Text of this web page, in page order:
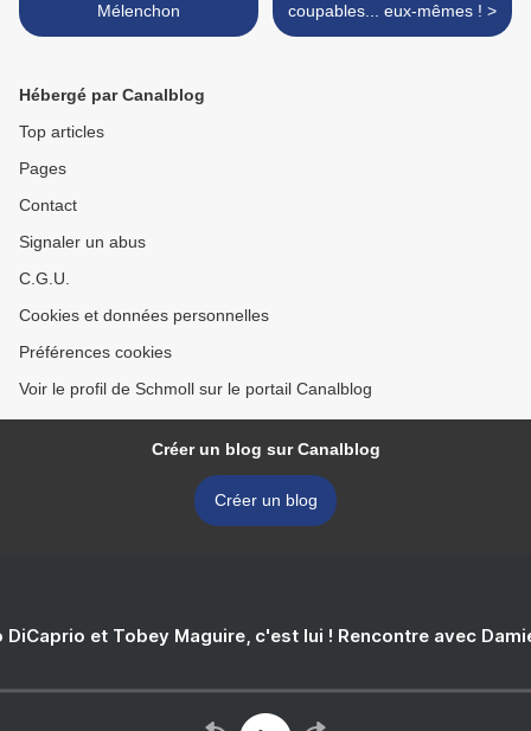
Mélenchon
coupables... eux-mêmes ! >
Hébergé par Canalblog
Top articles
Pages
Contact
Signaler un abus
C.G.U.
Cookies et données personnelles
Préférences cookies
Voir le profil de Schmoll sur le portail Canalblog
Créer un blog sur Canalblog
Créer un blog
DiCaprio et Tobey Maguire, c'est lui ! Rencontre avec